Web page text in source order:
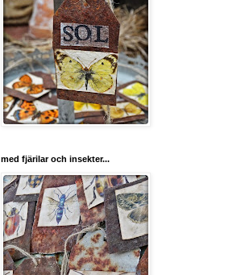
med fjärilar och insekter...